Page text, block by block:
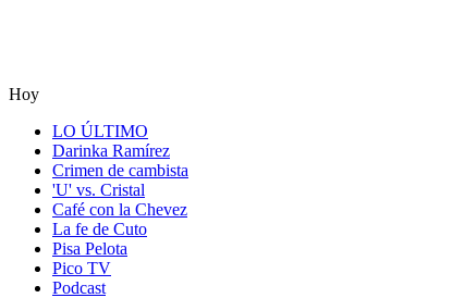
Hoy
LO ÚLTIMO
Darinka Ramírez
Crimen de cambista
'U' vs. Cristal
Café con la Chevez
La fe de Cuto
Pisa Pelota
Pico TV
Podcast